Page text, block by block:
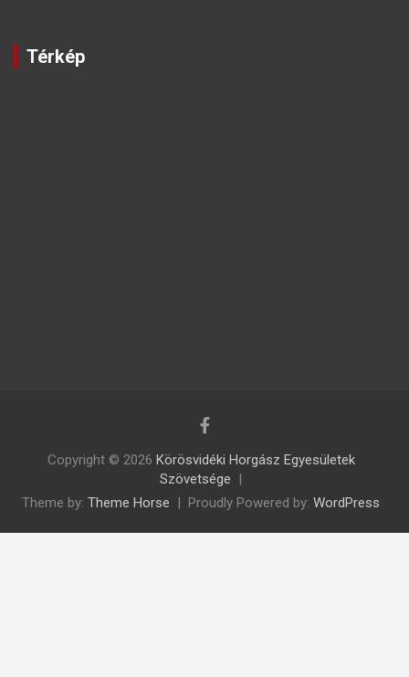
Térkép
Copyright © 2026 Körösvidéki Horgász Egyesületek
Szövetsége
Theme by: Theme Horse Proudly Powered by: WordPress